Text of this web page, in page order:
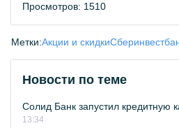
Просмотров: 1510
Метки:Акции и скидки
Новости по теме
Солид Банк запустил кредитную
13:34